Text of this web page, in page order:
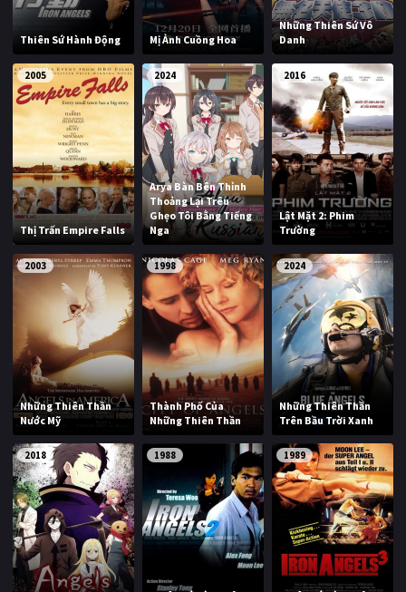
Thiên Sứ Hành Động Mị Ảnh Cuồng Hoa
Những Thiên Sứ Vô
Danh
2005
Thị Trấn Empire Falls
2024
Arya Bàn Bên Thỉnh
Thoảng Lại Trêu
Ghẹo Tôi Bằng Tiếng
Nga
2016
Lật Mặt 2: Phim
Trường
2003
Những Thiên Thần
Nước Mỹ
1998
Thành Phố Của
Những Thiên Thần
2024
Những Thiên Thần
Trên Bầu Trời Xanh
2018 1988 1989